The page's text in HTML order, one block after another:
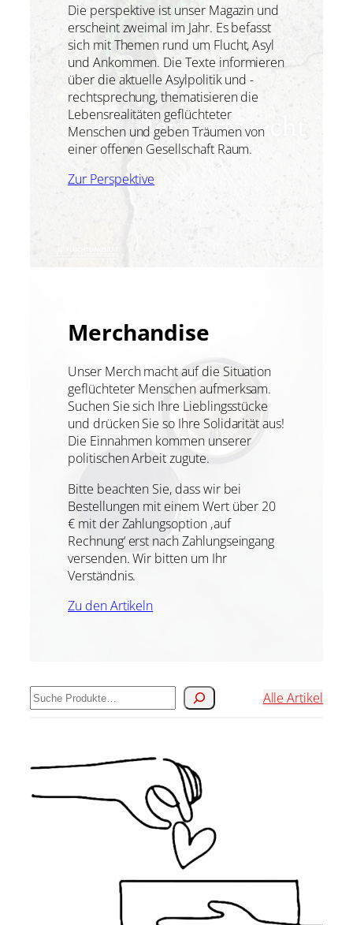
Die perspektive ist unser Magazin und
erscheint zweimal im Jahr. Es befasst
sich mit Themen rund um Flucht, Asyl
und Ankommen. Die Texte informieren
über die aktuelle Asylpolitik und -
rechtsprechung, thematisieren die
Lebensrealitäten geflüchteter
Menschen und geben Träumen von
einer offenen Gesellschaft Raum.
Zur Perspektive
Merchandise
Unser Merch macht auf die Situation
geflüchteter Menschen aufmerksam.
Suchen Sie sich Ihre Lieblingsstücke
und drücken Sie so Ihre Solidarität aus!
Die Einnahmen kommen unserer
politischen Arbeit zugute.
Bitte beachten Sie, dass wir bei
Bestellungen mit einem Wert über 20
€ mit der Zahlungsoption ‚auf
Rechnung‘ erst nach Zahlungseingang
versenden. Wir bitten um Ihr
Verständnis.
Zu den Artikeln
Suchen Alle Artikel